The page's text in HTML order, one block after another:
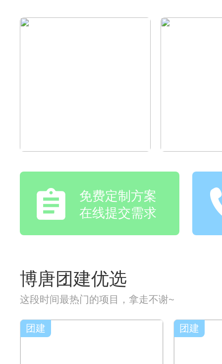
免费定制方案
在线提交需求
博唐团建优选
这段时间最热门的项目，拿走不谢~
团建 团建